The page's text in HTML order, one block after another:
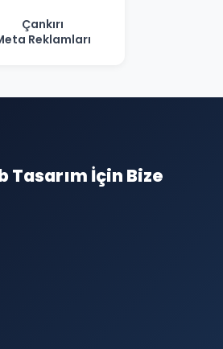
Çankırı
Reklamları
Tasarım İçin Bize